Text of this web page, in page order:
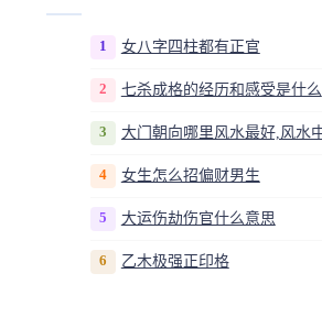
1 女八字四柱都有正官
2 七杀成格的经历和感受是什么
3
4 女生怎么招偏财男生
5 大运伤劫伤官什么意思
6 乙木极强正印格